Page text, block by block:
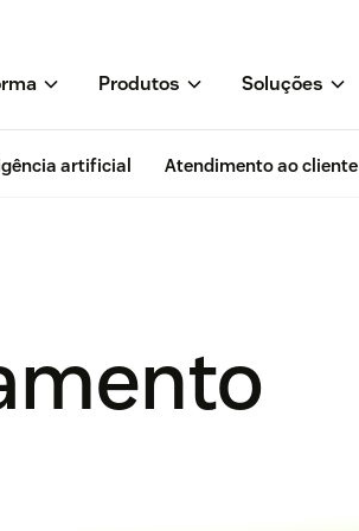
Produtos Soluções
artificial Atendimento ao cliente